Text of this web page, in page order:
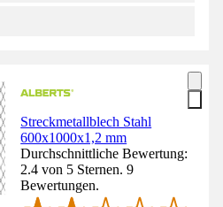
Streckmetallblech Stahl
600x1000x1,2 mm
Durchschnittliche Bewertung:
2.4 von 5 Sternen. 9
Bewertungen.